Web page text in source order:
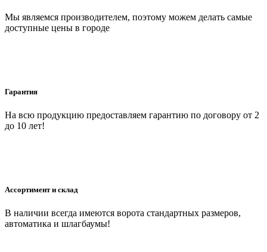
Мы являемся производителем, поэтому можем делать самые
доступные цены в городе
Гарантия
На всю продукцию предоставляем гарантию по договору от 2
до 10 лет!
Ассортимент и склад
В наличии всегда имеются ворота стандартных размеров,
автоматика и шлагбаумы!